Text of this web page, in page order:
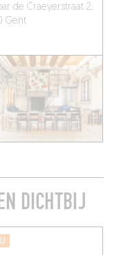
de Craeyerstraat 2,
Gent
DICHTBIJ